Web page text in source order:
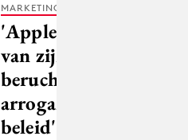
MARKETING
'Apple stapt af
van zijn
beruchte en
arrogante pr-
beleid'